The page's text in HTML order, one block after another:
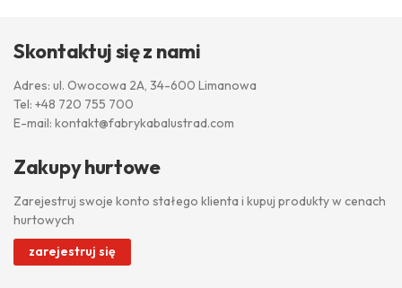
Skontaktuj się z nami
Adres: ul. Owocowa 2A, 34-600 Limanowa
Tel: +48 720 755 700
E-mail: kontakt@fabrykabalustrad.com
Zakupy hurtowe
Zarejestruj swoje konto stałego klienta i kupuj produkty w cenach
hurtowych
zarejestruj się